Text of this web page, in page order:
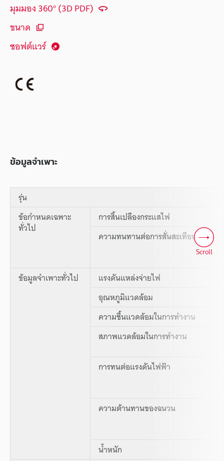
มุมมอง 360° (3D PDF)
ขนาด
ซอฟต์แวร์
ข้อมูลจำเพาะ
รุ่น
ข้อกำหนดเฉพาะ
ทั่วไป
การสิ้นเปลืองกระแสไฟ
ความทนทานต่อการสั่นสะเทือน
ข้อมูลจำเพาะทั่วไป
แรงดันแหล่งจ่ายไฟ
อุณหภูมิแวดล้อม
ความชื้นแวดล้อมในการทำงาน
สภาพแวดล้อมในการทำงาน
การทนต่อแรงดันไฟฟ้า
ความต้านทานของฉนวน
น้ำหนัก
Scroll